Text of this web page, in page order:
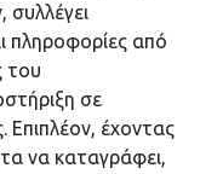
πληροφορίες από
του
σε
Επιπλέον, έχοντας
να καταγράφει,